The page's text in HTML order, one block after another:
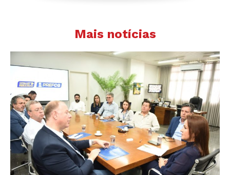
Mais notícias